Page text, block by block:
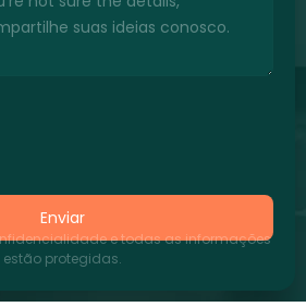
Enviar
e todas as informações
estão protegidas.